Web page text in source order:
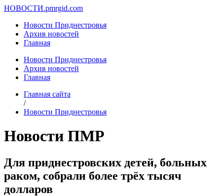
НОВОСТИ.pmrgid.com
Новости Приднестровья
Архив новостей
Главная
Новости Приднестровья
Архив новостей
Главная
Главная сайта
/
Новости Приднестровья
Новости ПМР
Для приднестровских детей, больных
раком, собрали более трёх тысяч
долларов